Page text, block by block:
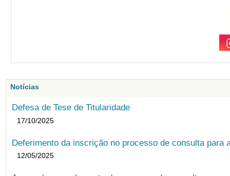
Notícias
Defesa de Tese de Titularidade
17/10/2025
Deferimento da inscrição no processo de consulta para
12/05/2025